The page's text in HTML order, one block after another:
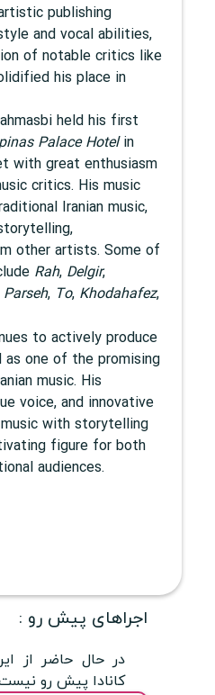
publishing
and vocal abilities,
of notable critics like
his place in
held his first
Palace Hotelin
with great enthusiasm
critics. His music
Iranian music,
other artists. Some of
Rah, Delgir,
Parseh, To, Khodahafez,
to actively produce
as one of the promising
music. His
voice, and innovative
with storytelling
figure for both
audiences.
اجراهای پیش رو :
در حال حاضر از
کانادا پیش رو